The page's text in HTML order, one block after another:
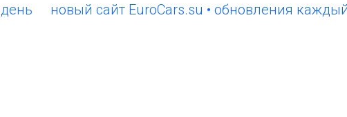
новый сайт EuroCars.su • обновления каждый